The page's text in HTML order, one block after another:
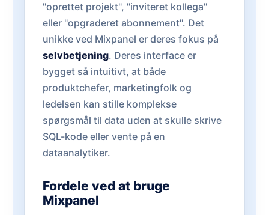
"oprettet projekt", "inviteret kollega"
eller "opgraderet abonnement". Det
unikke ved Mixpanel er deres fokus på
selvbetjening. Deres interface er
bygget så intuitivt, at både
produktchefer, marketingfolk og
ledelsen kan stille komplekse
spørgsmål til data uden at skulle skrive
SQL-kode eller vente på en
dataanalytiker.
Fordele ved at bruge
Mixpanel